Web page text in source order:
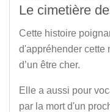
Le cimetière
Cette histoire
d'appréhender cette
d’un être cher.
Elle a aussi pour
par la mort d'un